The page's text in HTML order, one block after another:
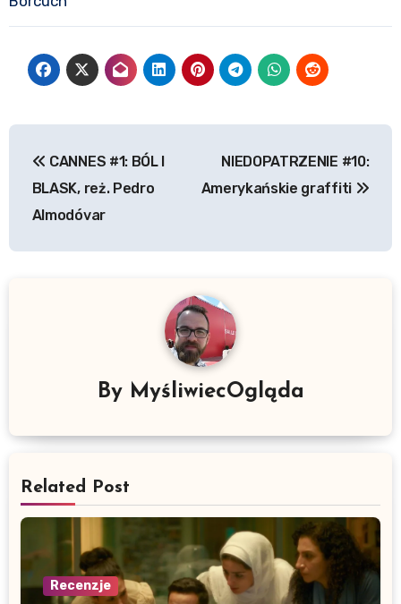
wpisu
CANNES #1: BÓL I
BLASK, reż. Pedro
Almodóvar
NIEDOPATRZENIE #10:
Amerykańskie graffiti
By MyśliwiecOgląda
Related Post
Recenzje